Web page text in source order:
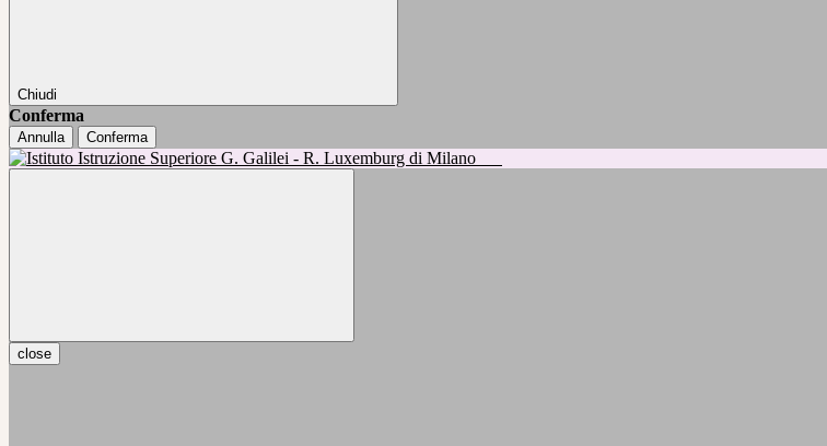
Chiudi
Conferma
Annulla Conferma
close